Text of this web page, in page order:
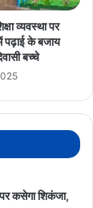
व्यवस्था पर
पढ़ाई के बजाय
बच्चे
कसेगा शिकंजा,